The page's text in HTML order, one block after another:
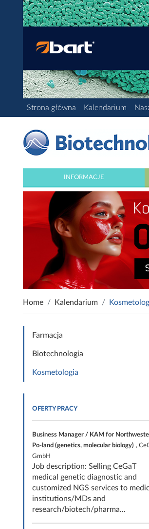
Strona główna Kalendarium
INFORMACJE
Home Kalendarium
Farmacja
Biotechnologia
Kosmetologia
OFERTY PRACY
Business Manager / KAM for
Po-land (genetics, molecular biology) ,
GmbH
Job description: Selling CeGaT
medical genetic diagnostic and
customized NGS services to
institutions/MDs and
research/biotech/pharma...